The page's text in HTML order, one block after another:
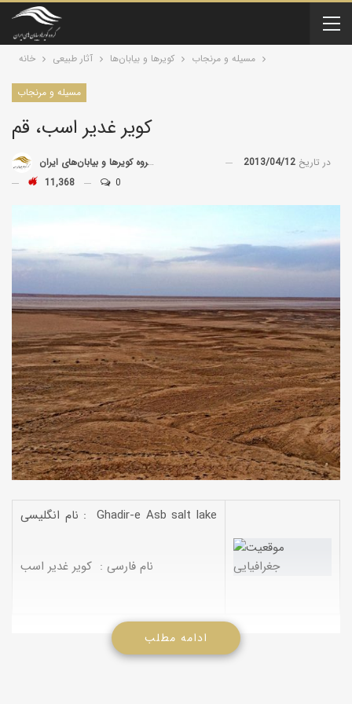
خانه آثار طبیعی کویرها و بیابان‌ها مسیله و مرنجاب
مسیله و مرنجاب
کویر غدیر اسب، قم
توسط گروه کویرها و بیابان‌های ایران در تاریخ 2013/04/12
11,368
0
نام انگلیسی : Ghadir-e Asb salt lake
کویر غدیر اسب یا دریاچه نمک غدیر اسب در موقعیت جغرافیایی
ادامه مطلب